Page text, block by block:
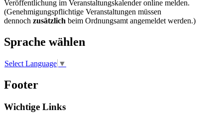
Veröffentlichung im Veranstaltungskalender online melden.
(Genehmigungspflichtige Veranstaltungen müssen
dennoch zusätzlich beim Ordnungsamt angemeldet werden.)
Sprache wählen
Select Language ▼
Footer
Wichtige Links